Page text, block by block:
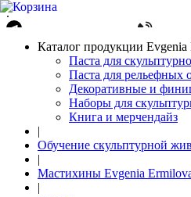
.
Авторизация
0 позиций
Каталог продукции
Паста для
Паста для рельефных
Декоративные и
Наборы для
Книга и мерчендайз
|
Обучение скульптурной
|
Мастихины Evgenia
|
Паста для